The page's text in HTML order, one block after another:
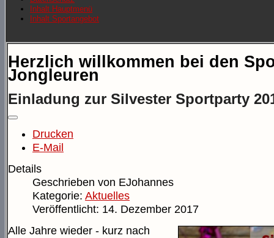
Inhalt Hauptmenü
Inhalt Sportangebot
Herzlich willkommen bei den
Jongleuren
Einladung zur Silvester Sportparty
Drucken
E-Mail
Details
Geschrieben von EJohannes
Kategorie: Aktuelles
Veröffentlicht: 14. Dezember 2017
Alle Jahre wieder - kurz nach